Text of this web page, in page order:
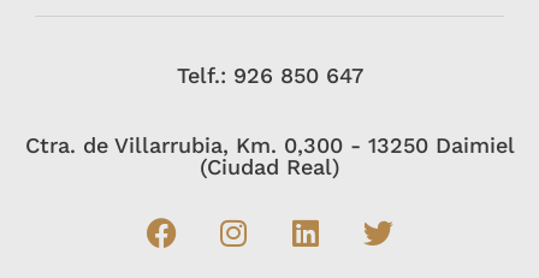
Telf.: 926 850 647
Ctra. de Villarrubia, Km. 0,300 - 13250 Daimiel
(Ciudad Real)